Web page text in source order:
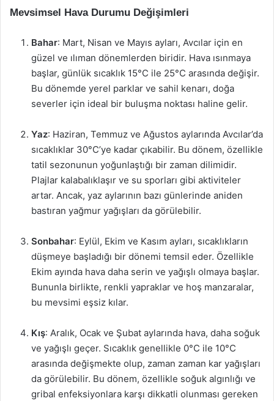
Mevsimsel Hava Durumu Değişimleri
Bahar: Mart, Nisan ve Mayıs ayları, Avcılar için en
güzel ve ılıman dönemlerden biridir. Hava ısınmaya
başlar, günlük sıcaklık 15°C ile 25°C arasında değişir.
Bu dönemde yerel parklar ve sahil kenarı, doğa
severler için ideal bir buluşma noktası haline gelir.
Yaz: Haziran, Temmuz ve Ağustos aylarında Avcılar’da
sıcaklıklar 30°C’ye kadar çıkabilir. Bu dönem, özellikle
tatil sezonunun yoğunlaştığı bir zaman dilimidir.
Plajlar kalabalıklaşır ve su sporları gibi aktiviteler
artar. Ancak, yaz aylarının bazı günlerinde aniden
bastıran yağmur yağışları da görülebilir.
Sonbahar: Eylül, Ekim ve Kasım ayları, sıcaklıkların
düşmeye başladığı bir dönemi temsil eder. Özellikle
Ekim ayında hava daha serin ve yağışlı olmaya başlar.
Bununla birlikte, renkli yapraklar ve hoş manzaralar,
bu mevsimi eşsiz kılar.
Kış: Aralık, Ocak ve Şubat aylarında hava, daha soğuk
ve yağışlı geçer. Sıcaklık genellikle 0°C ile 10°C
arasında değişmekte olup, zaman zaman kar yağışları
da görülebilir. Bu dönem, özellikle soğuk algınlığı ve
gribal enfeksiyonlara karşı dikkatli olunması gereken